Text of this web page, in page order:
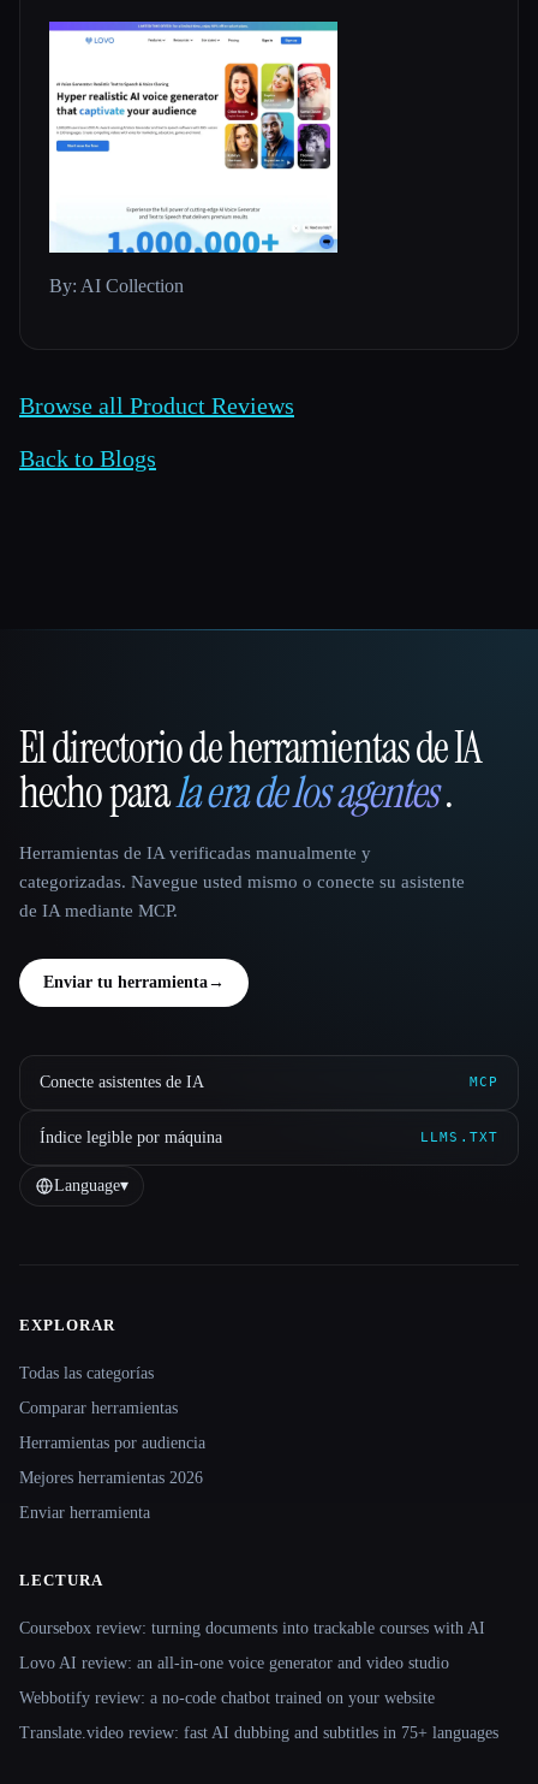
By: AI Collection
Browse all Product Reviews
Back to Blogs
That AI Collection
El directorio de herramientas de IA
hecho parala era de los agentes.
Herramientas de IA verificadas manualmente y
categorizadas. Navegue usted mismo o conecte su asistente
de IA mediante MCP.
Enviar tu herramienta→
Conecte asistentes de IA MCP
Índice legible por máquina LLMS.TXT
Language▾
EXPLORAR
Todas las categorías
Comparar herramientas
Herramientas por audiencia
Mejores herramientas 2026
Enviar herramienta
LECTURA
Coursebox review: turning documents into trackable courses with AI
Lovo AI review: an all-in-one voice generator and video studio
Webbotify review: a no-code chatbot trained on your website
Translate.video review: fast AI dubbing and subtitles in 75+ languages